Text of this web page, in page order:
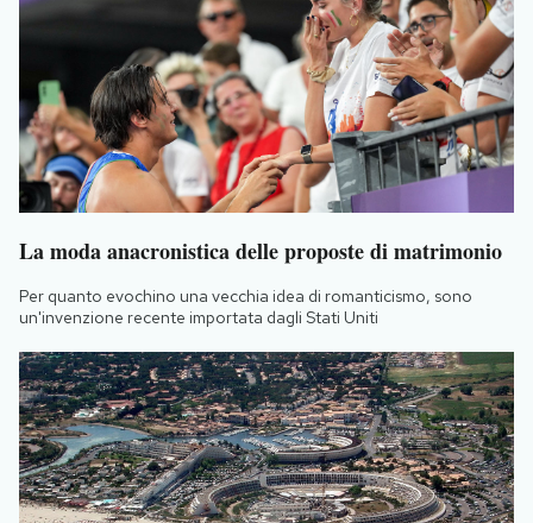
La moda anacronistica delle proposte di matrimonio
Per quanto evochino una vecchia idea di romanticismo, sono
un'invenzione recente importata dagli Stati Uniti